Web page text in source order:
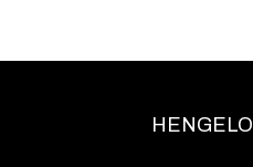
HENGELO